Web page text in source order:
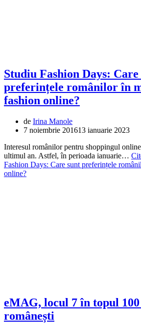
Studiu Fashion Days: Care
preferințele românilor în
fashion online?
de Irina Manole
7 noiembrie 201613 ianuarie 2023
Interesul românilor pentru shoppingul
ultimul an. Astfel, în perioada ianuarie…
Fashion Days: Care sunt preferințele
online?
eMAG, locul 7 în topul
românești